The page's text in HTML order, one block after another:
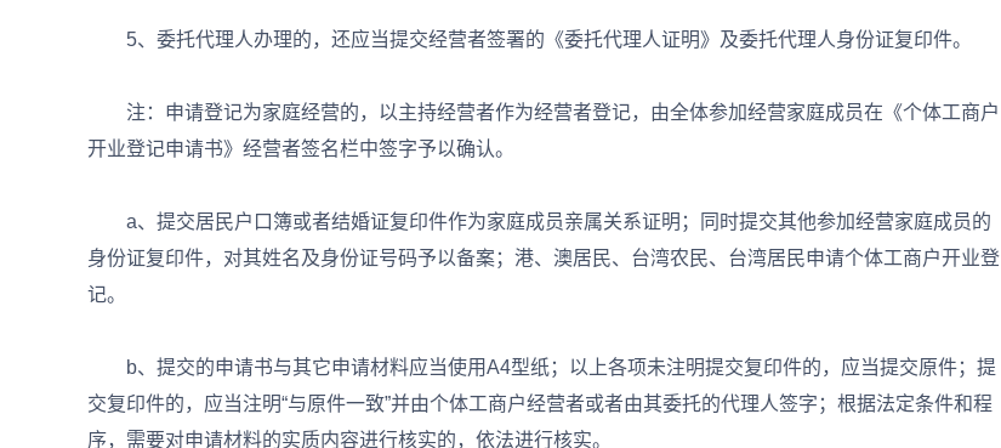
5、委托代理人办理的，还应当提交经营者签署的《委托代理人证明》及委托代理人身份证复印件。
注：申请登记为家庭经营的，以主持经营者作为经营者登记，由全体参加经营家庭成员在《个体工商户
开业登记申请书》经营者签名栏中签字予以确认。
a、提交居民户口簿或者结婚证复印件作为家庭成员亲属关系证明；同时提交其他参加经营家庭成员的
身份证复印件，对其姓名及身份证号码予以备案；港、澳居民、台湾农民、台湾居民申请个体工商户开业登
记。
b、提交的申请书与其它申请材料应当使用A4型纸；以上各项未注明提交复印件的，应当提交原件；提
交复印件的，应当注明“与原件一致”并由个体工商户经营者或者由其委托的代理人签字；根据法定条件和程
序，需要对申请材料的实质内容进行核实的，依法进行核实。